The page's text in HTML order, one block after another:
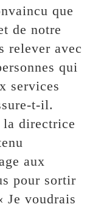
que
de notre
relever avec
qui
services
t-il.
la directrice
aux
pour sortir
Je voudrais